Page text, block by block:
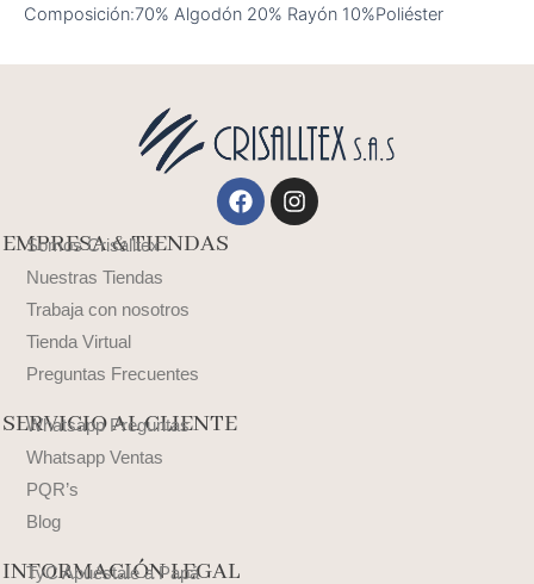
Composición:70% Algodón 20% Rayón 10%Poliéster
FacebookInstagram
EMPRESA & TIENDAS
Somos Crisalltex
Nuestras Tiendas
Trabaja con nosotros
Tienda Virtual
Preguntas Frecuentes
SERVICIO AL CLIENTE
Whatsapp Preguntas
Whatsapp Ventas
PQR’s
Blog
INFORMACIÓN LEGAL
TyC Apuéstale a Papá